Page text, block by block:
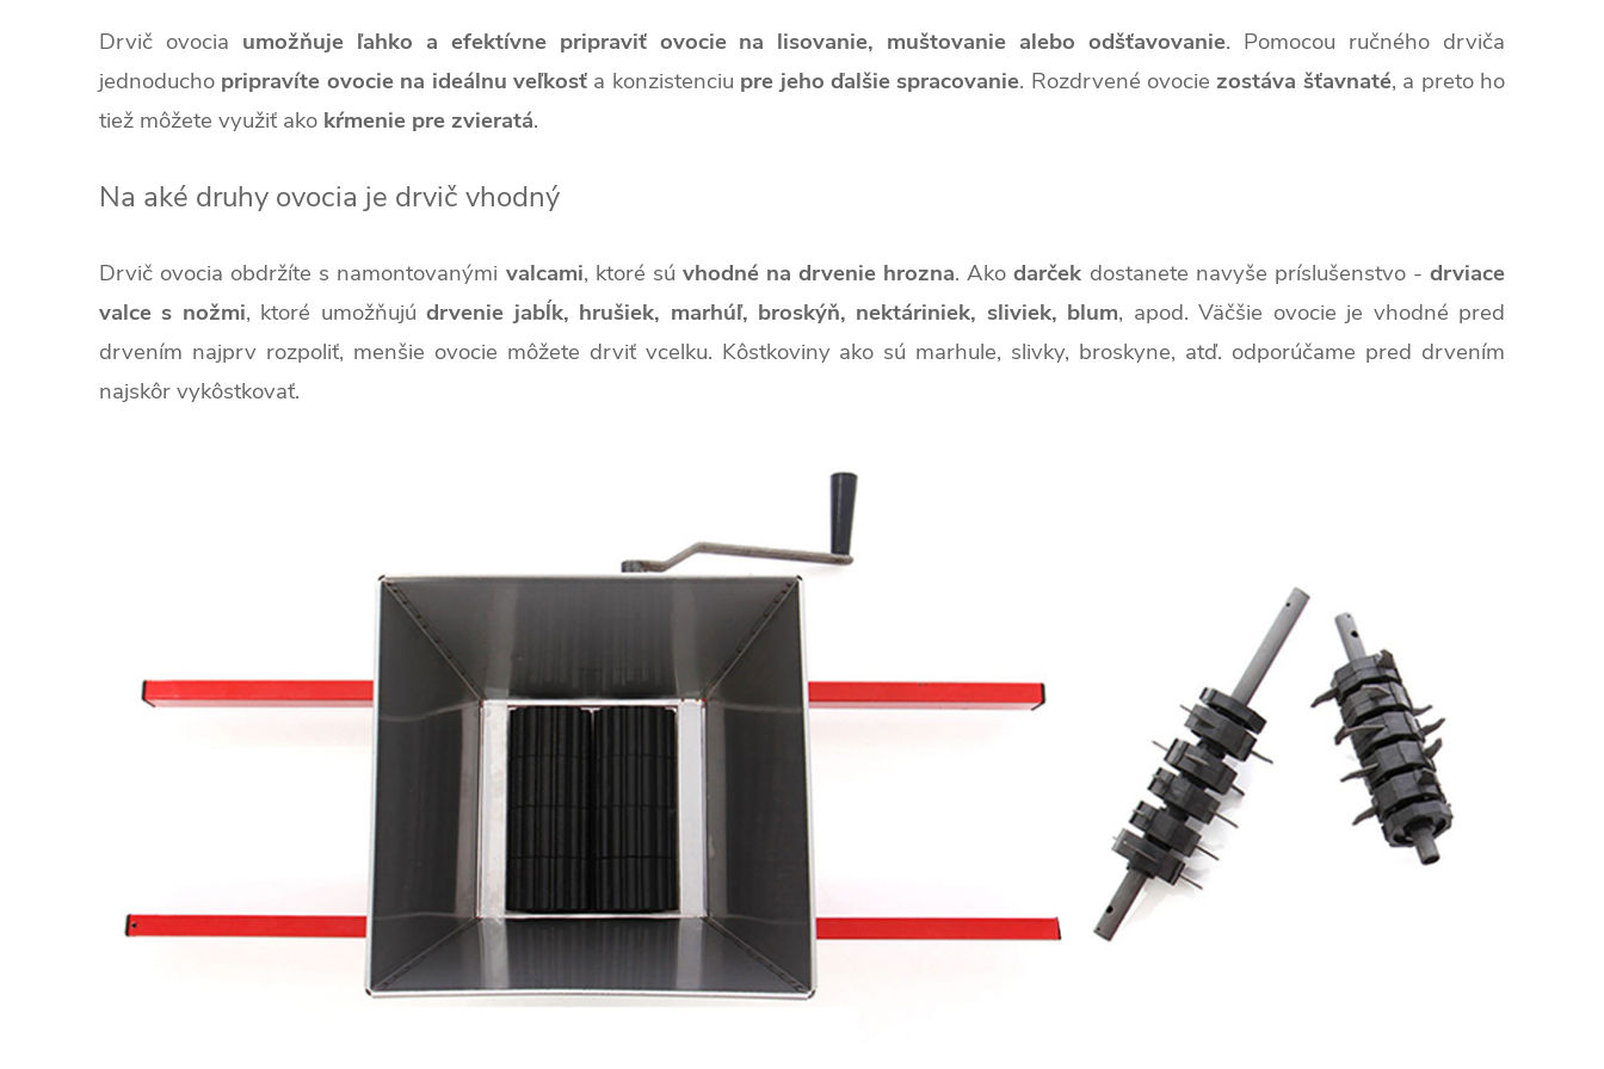
Drvič ovocia umožňuje ľahko a efektívne pripraviť ovocie na lisovanie, muštovanie alebo odšťavovanie. Pomocou ručného drviča
jednoducho pripravíte ovocie na ideálnu veľkosťa konzistenciu pre jeho ďalšie spracovanie. Rozdrvené ovocie zostáva šťavnaté, a preto ho
tiež môžete využiť ako kŕmenie pre zvieratá.
Na aké druhy ovocia je drvič vhodný
Drvič ovocia obdržíte s namontovanými valcami, ktoré sú vhodné na drvenie hrozna. Akodarček dostanete navyše príslušenstvo -drviace
valce s nožmi, ktoré umožňujúdrvenie jabĺk, hrušiek, marhúľ, broskýň, nektáriniek, sliviek, blum, apod. Väčšie ovocie je vhodné pred
drvením najprv rozpoliť, menšie ovocie môžete drviť vcelku. Kôstkoviny ako sú marhule, slivky, broskyne, atď. odporúčame pred drvením
najskôr vykôstkovať.